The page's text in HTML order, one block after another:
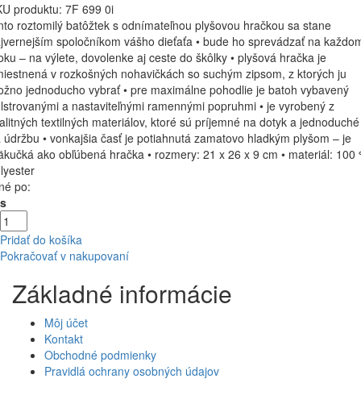
produktu: 7F 699 0i
roztomilý batôžtek s odnímateľnou plyšovou hračkou sa stane
spoločníkom vášho dieťaťa • bude ho sprevádzať na
– na výlete, dovolenke aj ceste do škôlky • plyšová hračka je
v rozkošných nohavičkách so suchým zipsom, z ktorých ju
jednoducho vybrať • pre maximálne pohodlie je batoh vybavený
a nastaviteľnými ramennými popruhmi • je vyrobený z
textilných materiálov, ktoré sú príjemné na dotyk a jednoduché
údržbu • vonkajšia časť je potiahnutá zamatovo hladkým plyšom – je
ako obľúbená hračka • rozmery: 21 x 26 x 9 cm • materiál: 100
po:
Pridať do košíka
Pokračovať v nakupovaní
Základné informácie
Môj účet
Kontakt
Obchodné podmienky
Pravidlá ochrany osobných údajov